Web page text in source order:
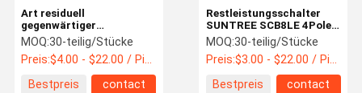
Art residuell
gegenwärtiger
Leistungsschalter B
4Pole 63A 30ma
MOQ:30-teilig/Stücke
Preis:$4.00 - $22.00 / Piece
Bestpreis
contact
Restleistungsschalter
SUNTREE SCB8LE 4Pole
ELCB
MOQ:30-teilig/Stücke
Preis:$3.00 - $22.00 / Piece
Bestpreis
contact